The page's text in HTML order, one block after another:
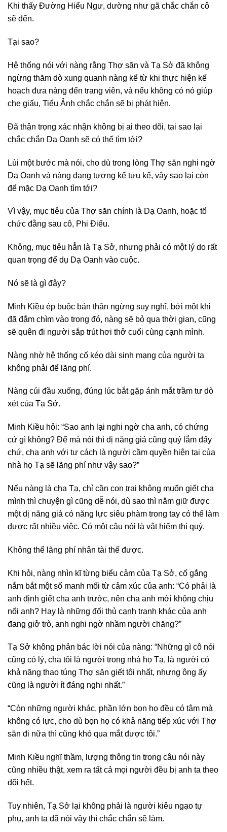
Khi thấy Đường Hiểu Ngư, dường như gã chắc chắn cô
sẽ đến.
Tại sao?
Hệ thống nói với nàng rằng Thợ săn và Tạ Sở đã không
ngừng thăm dò xung quanh nàng kể từ khi thực hiện kế
hoạch đưa nàng đến trang viên, và nếu không có nó giúp
che giấu, Tiểu Ảnh chắc chắn sẽ bị phát hiện.
Đã thận trọng xác nhận không bị ai theo dõi, tại sao lại
chắc chắn Dạ Oanh sẽ có thể tìm tới?
Lùi một bước mà nói, cho dù trong lòng Thợ săn nghi ngờ
Dạ Oanh và nàng đang tương kế tựu kế, vậy sao lại còn
để mặc Dạ Oanh tìm tới?
Vì vậy, mục tiêu của Thợ săn chính là Dạ Oanh, hoặc tổ
chức đằng sau cô, Phi Điểu.
Không, mục tiêu hẳn là Tạ Sở, nhưng phải có một lý do rất
quan trọng để dụ Dạ Oanh vào cuộc.
Nó sẽ là gì đây?
Minh Kiều ép buộc bản thân ngừng suy nghĩ, bởi một khi
đã đắm chìm vào trong đó, nàng sẽ bỏ qua thời gian, cũng
sẽ quên đi người sắp trút hơi thở cuối cùng cạnh mình.
Nàng nhờ hệ thống cố kéo dài sinh mạng của người ta
không phải để lãng phí.
Nàng cúi đầu xuống, đúng lúc bắt gặp ánh mắt trầm tư dò
xét của Tạ Sở.
Minh Kiều hỏi: “Sao anh lại nghi ngờ cha anh, có chứng
cứ gì không? Để mà nói thì dị năng giả cũng quý lắm đấy
chứ, cha anh với tư cách là người cầm quyền hiện tại của
nhà họ Tạ sẽ lãng phí như vậy sao?”
Nếu nàng là cha Tạ, chỉ cần con trai không muốn giết cha
mình thì chuyện gì cũng dễ nói, dù sao thì nắm giữ được
một dị năng giả có năng lực siêu phàm trong tay có thể làm
được rất nhiều việc. Có một câu nói là vật hiếm thì quý.
Không thể lãng phí nhân tài thế được.
Khi hỏi, nàng nhìn kĩ từng biểu cảm của Tạ Sở, cố gắng
nắm bắt một số manh mối từ cảm xúc của anh: “Có phải là
anh định giết cha anh trước, nên cha anh mới không chịu
nổi anh? Hay là những đối thủ cạnh tranh khác của anh
đang giở trò, anh nghi ngờ nhầm người chăng?”
Tạ Sở không phản bác lời nói của nàng: “Những gì cô nói
cũng có lý, cha tôi là người trong nhà họ Tạ, là người có
khả năng thao túng Thợ săn giết tôi nhất, nhưng ông ấy
cũng là người ít đáng nghi nhất.”
“Còn những người khác, phần lớn bọn họ đều có tâm mà
không có lực, cho dù bọn họ có khả năng tiếp xúc với Thợ
săn đi nữa thì cũng khó qua mắt được tôi.”
Minh Kiều nghĩ thầm, lượng thông tin trong câu nói này
cũng nhiều thật, xem ra tất cả mọi người đều bị anh ta theo
dõi hết.
Tuy nhiên, Tạ Sở lại không phải là người kiêu ngạo tự
phụ, anh ta đã nói vậy thì chắc chắn sẽ làm.